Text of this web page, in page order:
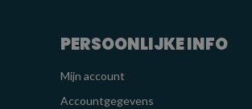
PERSOONLIJKE INFO
Mijn account
Accountgegevens